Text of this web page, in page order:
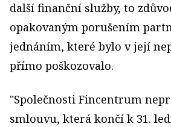
další finanční služby, to
opakovaným porušením
jednáním, které bylo v její
přímo poškozovalo.
"Společnosti Fincentrum
smlouvu, která končí k 31.